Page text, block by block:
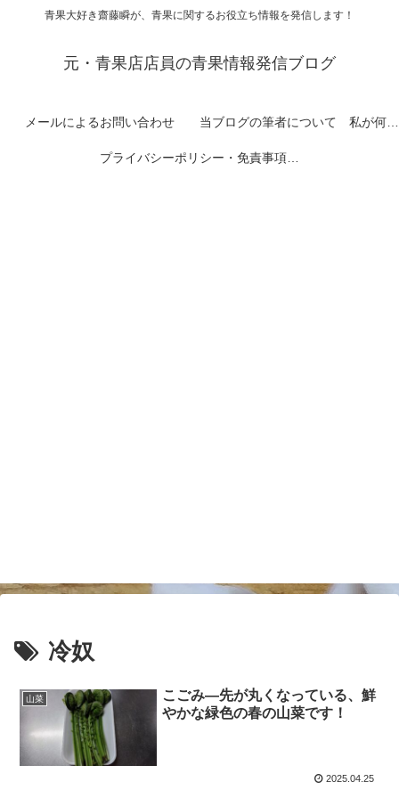
青果大好き齋藤瞬が、青果に関するお役立ち情報を発信します！
元・青果店店員の青果情報発信ブログ
メールによるお問い合わせ 当ブログの筆者について 私が何者なのかを紹介します
プライバシーポリシー・免責事項など
冷奴
山菜
こごみ―先が丸くなっている、鮮
やかな緑色の春の山菜です！
2025.04.25